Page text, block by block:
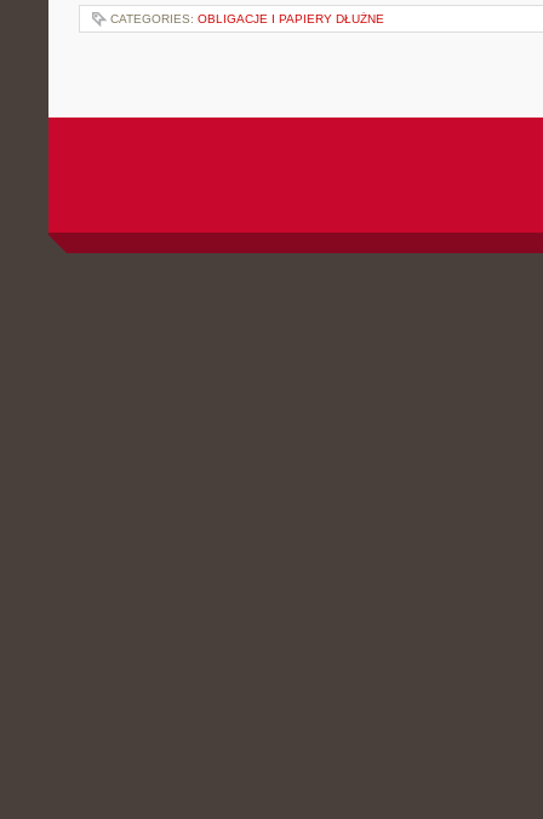
CATEGORIES: OBLIGACJE I PAPIERY DŁUŻNE